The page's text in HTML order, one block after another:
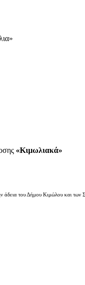
«Κιμωλιακά»
άδεια του Δήμου Κιμώλου και των